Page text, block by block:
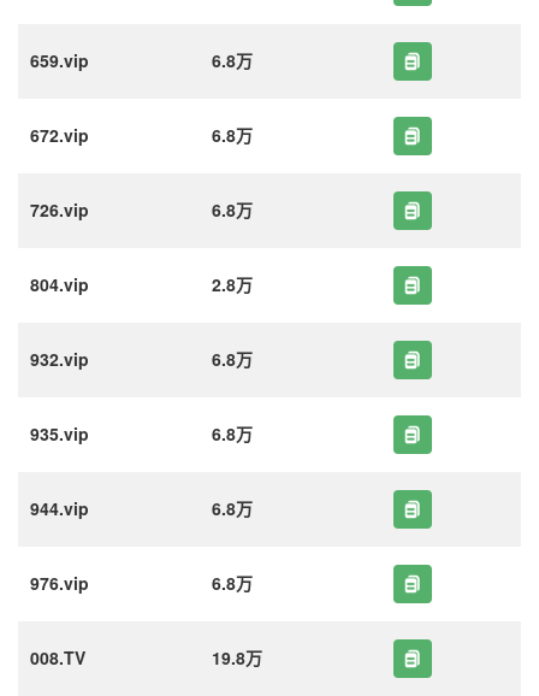
659.vip 6.8万
672.vip 6.8万
726.vip 6.8万
804.vip 2.8万
932.vip 6.8万
935.vip 6.8万
944.vip 6.8万
976.vip 6.8万
008.TV 19.8万